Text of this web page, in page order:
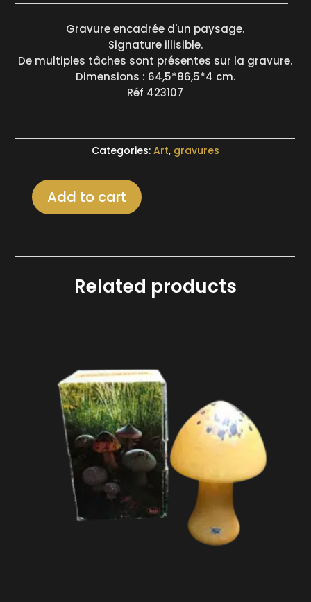
Gravure encadrée d'un paysage.
Signature illisible.
De multiples tâches sont présentes sur la gravure.
Dimensions : 64,5*86,5*4 cm.
Réf 423107
Categories: Art, gravures
GravureAdd to cart
Related products